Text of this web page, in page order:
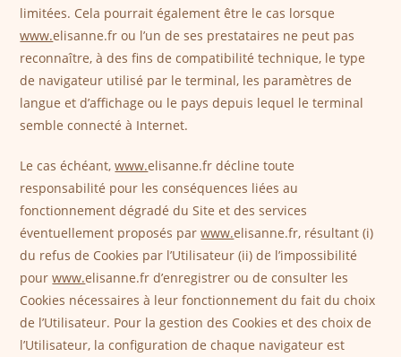
limitées. Cela pourrait également être le cas lorsque
www.elisanne.fr ou l’un de ses prestataires ne peut pas
reconnaître, à des fins de compatibilité technique, le type
de navigateur utilisé par le terminal, les paramètres de
langue et d’affichage ou le pays depuis lequel le terminal
semble connecté à Internet.
Le cas échéant,www.elisanne.fr décline toute
responsabilité pour les conséquences liées au
fonctionnement dégradé du Site et des services
éventuellement proposés parwww.elisanne.fr, résultant (i)
du refus de Cookies par l’Utilisateur (ii) de l’impossibilité
pourwww.elisanne.fr d’enregistrer ou de consulter les
Cookies nécessaires à leur fonctionnement du fait du choix
de l’Utilisateur. Pour la gestion des Cookies et des choix de
l’Utilisateur, la configuration de chaque navigateur est